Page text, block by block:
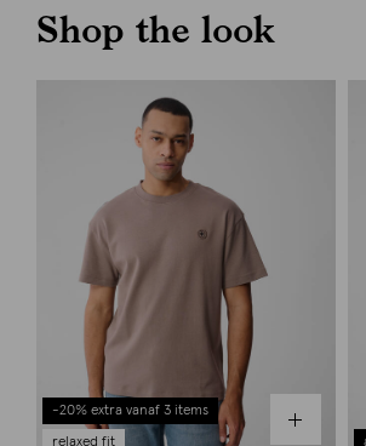
Shop the look
-20% extra vanaf 3 items
relaxed fit